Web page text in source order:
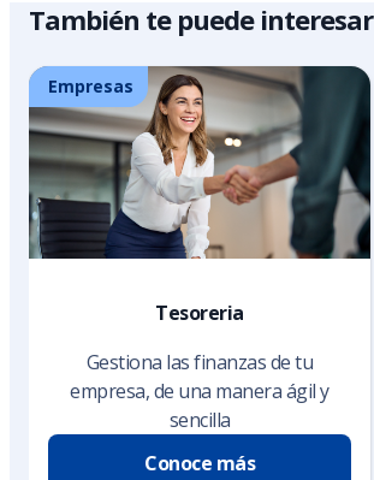
También te puede interesar
Empresas
Tesoreria
Gestiona las finanzas de tu
empresa, de una manera ágil y
sencilla
Conoce más